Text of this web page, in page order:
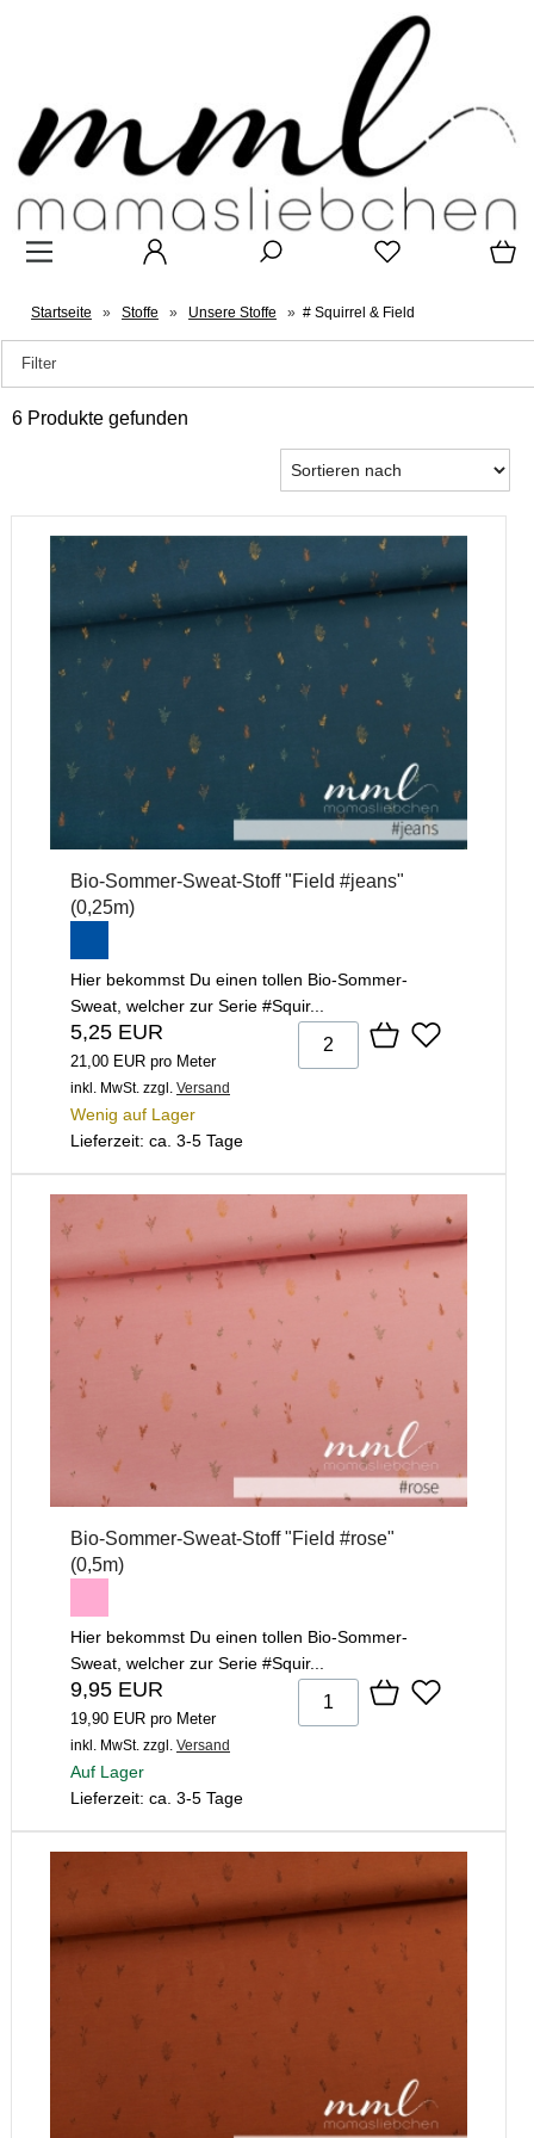
Startseite » Stoffe » Unsere Stoffe » # Squirrel & Field
Filter
6 Produkte gefunden
Bio-Sommer-Sweat-Stoff "Field #jeans"
(0,25m)
Hier bekommst Du einen tollen Bio-Sommer-
Sweat, welcher zur Serie #Squir...
5,25 EUR
21,00 EUR pro Meter
inkl. MwSt. zzgl. Versand
Wenig auf Lager
Lieferzeit: ca. 3-5 Tage
Bio-Sommer-Sweat-Stoff "Field #rose"
(0,5m)
Hier bekommst Du einen tollen Bio-Sommer-
Sweat, welcher zur Serie #Squir...
9,95 EUR
19,90 EUR pro Meter
inkl. MwSt. zzgl. Versand
Auf Lager
Lieferzeit: ca. 3-5 Tage